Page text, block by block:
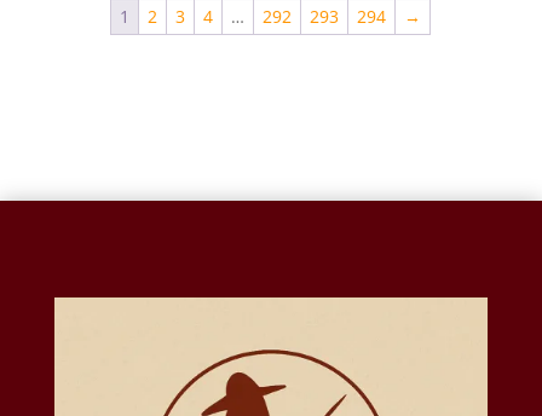
1 2 3 4 … 292 293 294 →